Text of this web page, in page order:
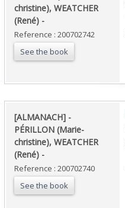
christine), WEATCHER
(René) - ‎
Reference : 200702742
See the book
‎[ALMANACH] -
PÉRILLON (Marie-
christine), WEATCHER
(René) - ‎
Reference : 200702740
See the book